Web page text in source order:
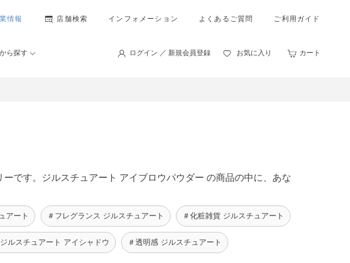
情報 店舗検索 インフォメーション よくあるご質問 ご利用ガイド
ら探す ログイン ／ 新規会員登録 お気に入り カート
です。ジルスチュアート アイブロウパウダー の商品の中に、あな
アート ＃フレグランス ジルスチュアート ＃化粧雑貨 ジルスチュアート
ジルスチュアート アイシャドウ ＃透明感 ジルスチュアート